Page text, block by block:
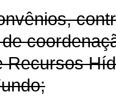
Recursos